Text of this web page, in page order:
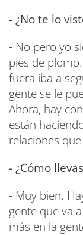
- ¿No te lo
- No pero yo
pies de
fuera iba a
gente se le
Ahora, hay
están
relaciones
- ¿Cómo
- Muy bien.
gente que va
más en la